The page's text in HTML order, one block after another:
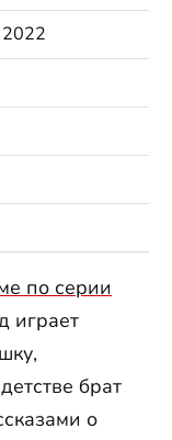
по серии
играет
брат
о